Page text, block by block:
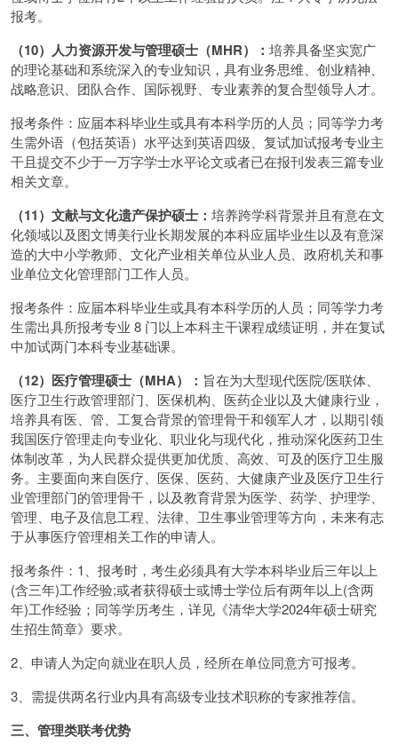
报考。
（10）人力资源开发与管理硕士（MHR）： 培养具备坚实宽广
的理论基础和系统深入的专业知识，具有业务思维、创业精神、
战略意识、团队合作、国际视野、专业素养的复合型领导人才。
报考条件：应届本科毕业生或具有本科学历的人员；同等学力考
生需外语（包括英语）水平达到英语四级、复试加试报考专业主
干且提交不少于一万字学士水平论文或者已在报刊发表三篇专业
相关文章。
（11）文献与文化遗产保护硕士： 培养跨学科背景并且有意在文
化领域以及图文博美行业长期发展的本科应届毕业生以及有意深
造的大中小学教师、文化产业相关单位从业人员、政府机关和事
业单位文化管理部门工作人员。
报考条件：应届本科毕业生或具有本科学历的人员；同等学力考
生需出具所报考专业 8 门以上本科主干课程成绩证明，并在复试
中加试两门本科专业基础课。
（12）医疗管理硕士（MHA）： 旨在为大型现代医院/医联体、
医疗卫生行政管理部门、医保机构、医药企业以及大健康行业，
培养具有医、管、工复合背景的管理骨干和领军人才，以期引领
我国医疗管理走向专业化、职业化与现代化，推动深化医药卫生
体制改革，为人民群众提供更加优质、高效、可及的医疗卫生服
务。主要面向来自医疗、医保、医药、大健康产业及医疗卫生行
业管理部门的管理骨干，以及教育背景为医学、药学、护理学、
管理、电子及信息工程、法律、卫生事业管理等方向，未来有志
于从事医疗管理相关工作的申请人。
报考条件：1、报考时，考生必须具有大学本科毕业后三年以上
(含三年)工作经验;或者获得硕士或博士学位后有两年以上(含两
年)工作经验；同等学历考生，详见《清华大学2024年硕士研究
生招生简章》要求。
2、申请人为定向就业在职人员，经所在单位同意方可报考。
3、需提供两名行业内具有高级专业技术职称的专家推荐信。
三、管理类联考优势